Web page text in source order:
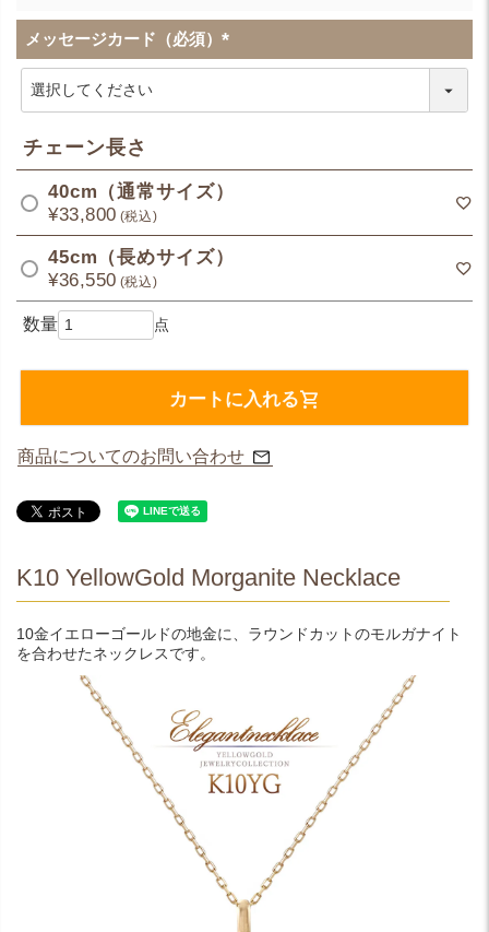
メッセージカード（必須）
(
チェーン長さ
40cm（通常サイズ）
¥33,800 税込
45cm（長めサイズ）
¥36,550 税込
カートに入れる
商品についてのお問い合わせ
K10 YellowGold Morganite Necklace
10金イエローゴールドの地金に、ラウンドカットのモルガナイト
を合わせたネックレスです。